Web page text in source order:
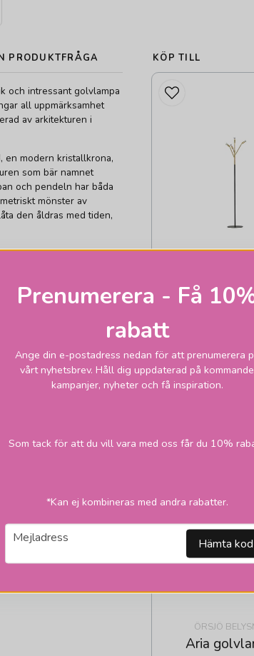
PRODUKTFRÅGA
och intressant golvlampa
all uppmärksamhet
av arkitekturen i
en modern kristallkrona,
som bär namnet
och pendeln har båda
mönster av
den åldras med tiden,
för exakt
armaturer så ordnar
oss på 08-661 21
KÖP TILL
ÖRSJÖ
LÄGG I
ÖRSJÖ
Aria
Prenumerera - Få
rabatt
Ange din e-postadress nedan för att prenumerera
vårt nyhetsbrev. Håll dig uppdaterad på kommande
kampanjer, nyheter och få inspiration.
Som tack för att du vill vara med oss får du 10%
*Kan ej kombineras med andra rabatter.
email
Mejladress Hämta kod